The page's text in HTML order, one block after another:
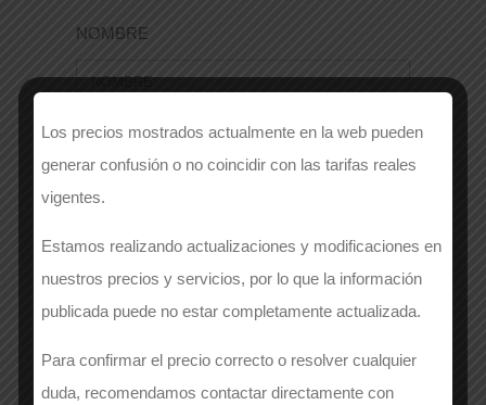
NOMBRE
APELLIDOS
Número de contacto*
Los precios mostrados actualmente en la web pueden
generar confusión o no coincidir con las tarifas reales
vigentes.
Estamos realizando actualizaciones y modificaciones en
nuestros precios y servicios, por lo que la información
publicada puede no estar completamente actualizada.
Para confirmar el precio correcto o resolver cualquier
duda, recomendamos contactar directamente con